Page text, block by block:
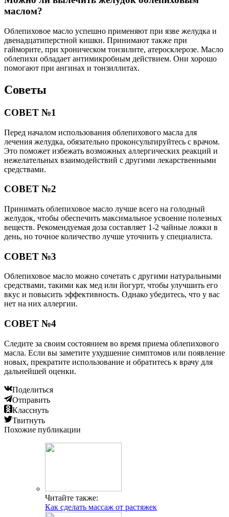
маслом?
Облепиховое масло успешно применяют при язве желудка и
двенадцатиперстной кишки. Принимают также при
гайморите, при хроническом тонзилите, атеросклерозе. Масло
облепихи обладает антимикробным действием. Они хорошо
помогают при ангинах и тонзиллитах.
Советы
СОВЕТ №1
Перед началом использования облепихового масла для
лечения желудка, обязательно проконсультируйтесь с врачом.
Это поможет избежать возможных аллергических реакций и
нежелательных взаимодействий с другими лекарственными
средствами.
СОВЕТ №2
Принимать облепиховое масло лучше всего на голодный
желудок, чтобы обеспечить максимальное усвоение полезных
веществ. Рекомендуемая доза составляет 1-2 чайные ложки в
день, но точное количество лучше уточнить у специалиста.
СОВЕТ №3
Облепиховое масло можно сочетать с другими натуральными
средствами, такими как мед или йогурт, чтобы улучшить его
вкус и повысить эффективность. Однако убедитесь, что у вас
нет на них аллергии.
СОВЕТ №4
Следите за своим состоянием во время приема облепихового
масла. Если вы заметите ухудшение симптомов или появление
новых, прекратите использование и обратитесь к врачу для
дальнейшей оценки.
Поделиться
Отправить
Класснуть
Твитнуть
Похожие публикации
Читайте также:
Как сделать массаж от растяжек